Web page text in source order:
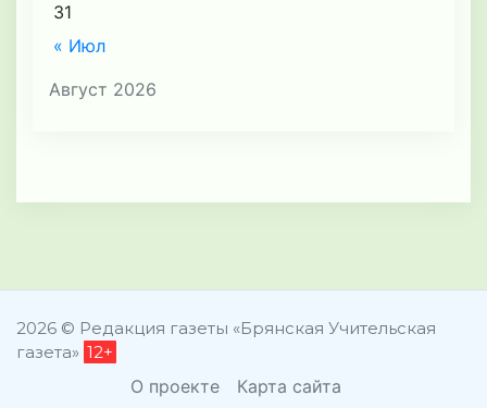
Август 2026
« Июл
31
2026 © Редакция газеты «Брянская Учительская
газета» 12+
О проекте Карта сайта